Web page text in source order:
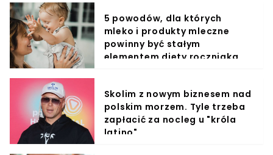
5 powodów, dla których
mleko i produkty mleczne
powinny być stałym
elementem diety roczniaka
Skolim z nowym biznesem nad
polskim morzem. Tyle trzeba
zapłacić za nocleg u "króla
latino"